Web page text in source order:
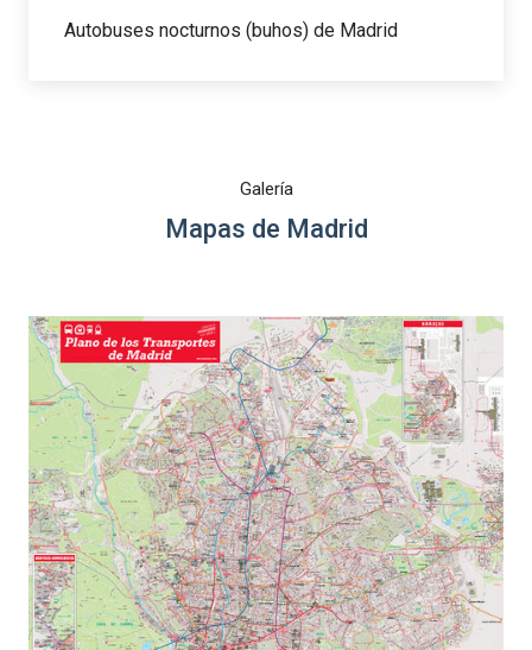
Autobuses nocturnos (buhos) de Madrid
Galería
Mapas de Madrid